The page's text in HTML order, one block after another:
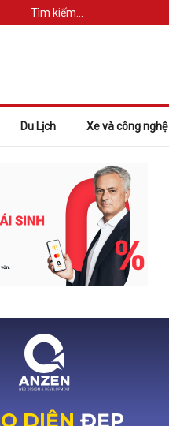
Du Lịch Xe và công nghệ